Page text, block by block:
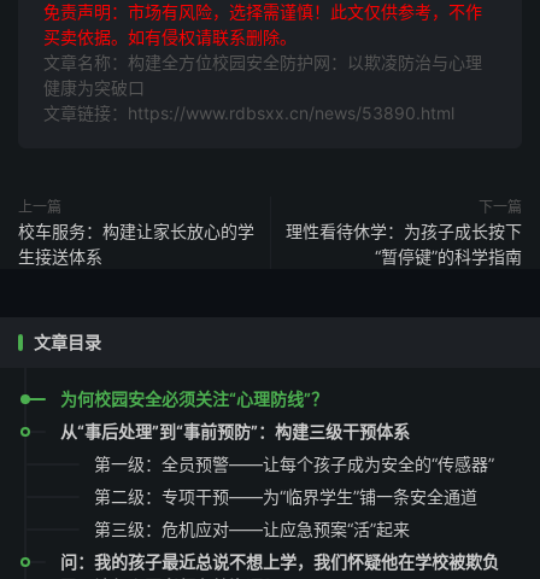
免责声明：市场有风险，选择需谨慎！此文仅供参考，不作
买卖依据。如有侵权请联系删除。
文章名称：构建全方位校园安全防护网：以欺凌防治与心理
健康为突破口
文章链接：https://www.rdbsxx.cn/news/53890.html
上一篇
校车服务：构建让家长放心的学
生接送体系
下一篇
理性看待休学：为孩子成长按下
“暂停键”的科学指南
文章目录
为何校园安全必须关注“心理防线”？
从“事后处理”到“事前预防”：构建三级干预体系
第一级：全员预警——让每个孩子成为安全的“传感器”
第二级：专项干预——为“临界学生”铺一条安全通道
第三级：危机应对——让应急预案“活”起来
问：我的孩子最近总说不想上学，我们怀疑他在学校被欺负